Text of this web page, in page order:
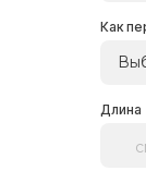
Как
Длина